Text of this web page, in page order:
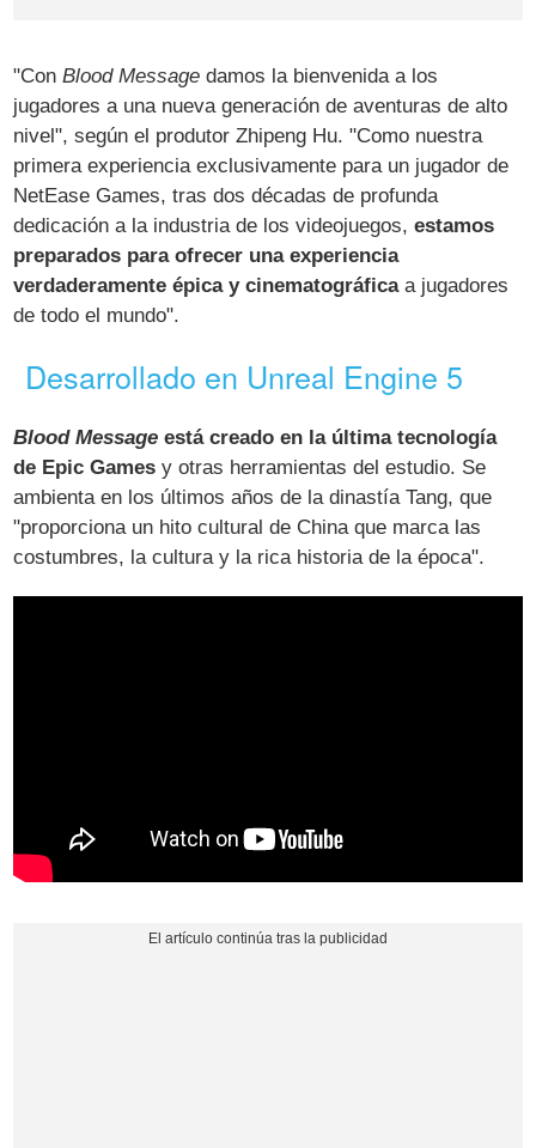
"ConBlood Message damos la bienvenida a los
jugadores a una nueva generación de aventuras de alto
nivel", según el produtor Zhipeng Hu. "Como nuestra
primera experiencia exclusivamente para un jugador de
NetEase Games, tras dos décadas de profunda
dedicación a la industria de los videojuegos,estamos
preparados para ofrecer una experiencia
verdaderamente épica y cinematográficaa jugadores
de todo el mundo".
Desarrollado en Unreal Engine 5
Blood Message está creado en la última tecnología
de Epic Games y otras herramientas del estudio. Se
ambienta en los últimos años de la dinastía Tang, que
"proporciona un hito cultural de China que marca las
costumbres, la cultura y la rica historia de la época".